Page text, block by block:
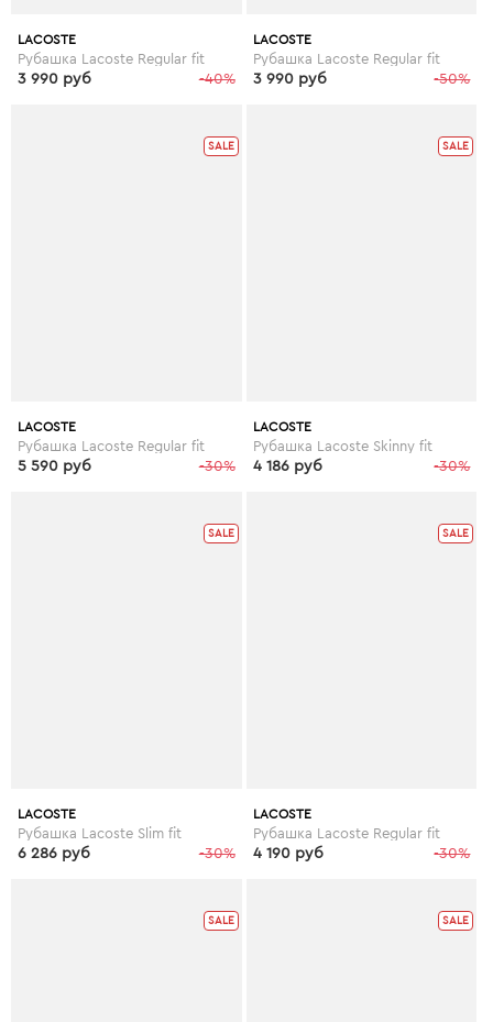
LACOSTE
Рубашка Lacoste Regular fit
-40%
3 990 руб
LACOSTE
Рубашка Lacoste Regular fit
-50%
3 990 руб
SALE
LACOSTE
Рубашка Lacoste Regular fit
-30%
5 590 руб
SALE
LACOSTE
Рубашка Lacoste Skinny fit
-30%
4 186 руб
SALE
LACOSTE
Рубашка Lacoste Slim fit
-30%
6 286 руб
SALE
LACOSTE
Рубашка Lacoste Regular fit
-30%
4 190 руб
SALE SALE